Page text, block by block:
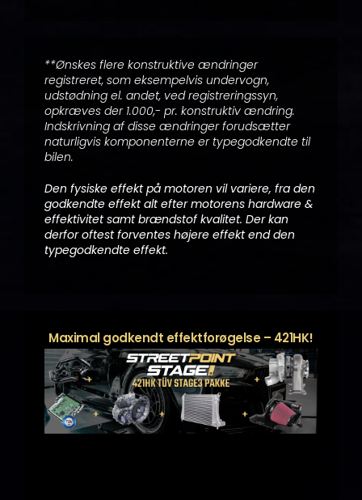
**Ønskes flere konstruktive ændringer
registreret, som eksempelvis undervogn,
udstødning el. andet, ved registreringssyn,
opkræves der 1.000,- pr. konstruktiv ændring.
Indskrivning af disse ændringer forudsætter
naturligvis komponenterne er typegodkendte til
bilen.
Den fysiske effekt på motoren vil variere, fra den
godkendte effekt alt efter motorens hardware &
effektivitet samt brændstof kvalitet. Der kan
derfor oftest forventes højere effekt end den
typegodkendte effekt.
Maximal godkendt effektforøgelse – 421HK!